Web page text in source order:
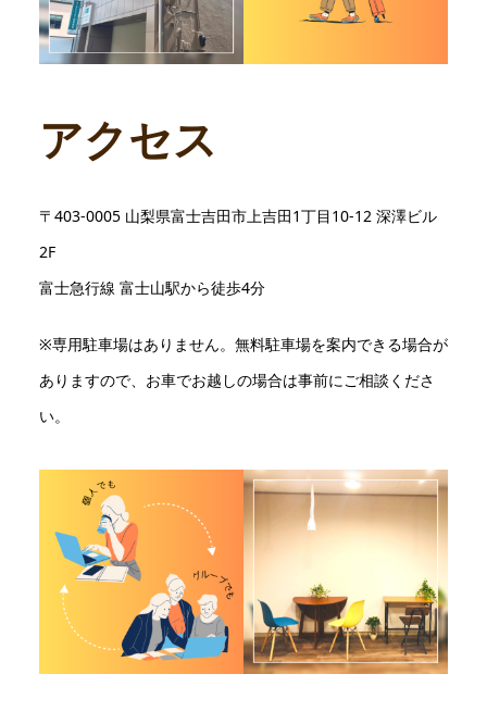
アクセス
〒403-0005 山梨県富士吉田市上吉田1丁目10-12 深澤ビル
2F
富士急行線 富士山駅から徒歩4分
※専用駐車場はありません。無料駐車場を案内できる場合が
ありますので、お車でお越しの場合は事前にご相談くださ
い。